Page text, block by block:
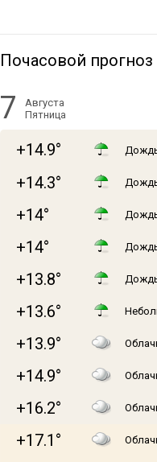
Почасовой
7
Августа
Пятница
+14.9°
+14.3°
+14°
+14°
+13.8°
+13.6°
+13.9°
+14.9°
+16.2°
+17.1°